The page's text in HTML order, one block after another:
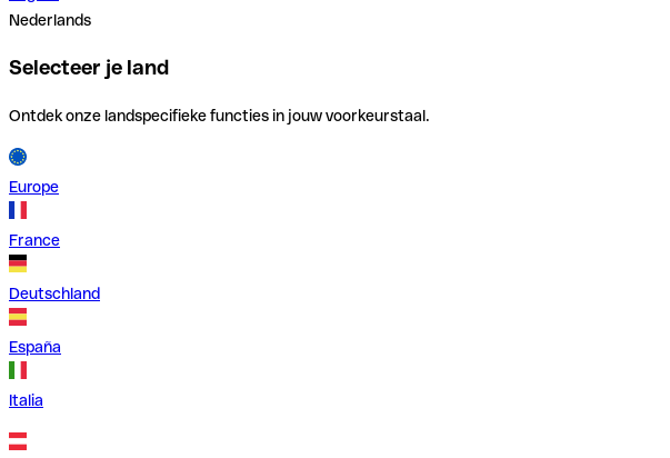
Nederlands
Selecteer je land
Ontdek onze landspecifieke functies in jouw voorkeurstaal.
Europe
France
Deutschland
España
Italia